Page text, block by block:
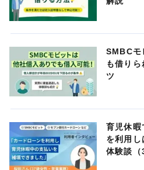
SMBCモ
も借り
ツ
育児休暇
を利用し
体験談（